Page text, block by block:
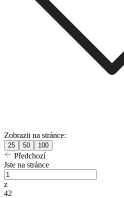
Zobrazit na stránce:
25 50 100
Předchozí
Jste na stránce
z
42